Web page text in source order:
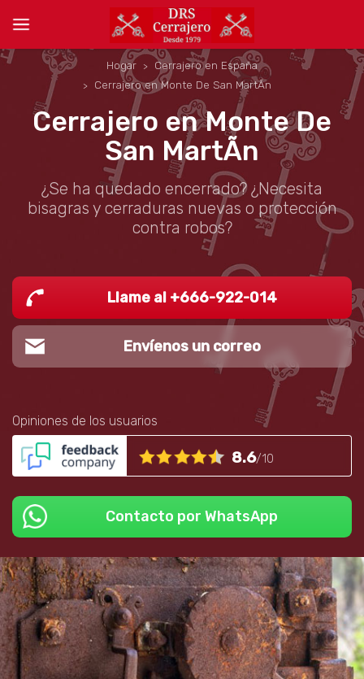
Hogar
Cerrajero en España
Cerrajero en Monte De San MartÃn
Cerrajero en Monte De
San MartÃn
¿Se ha quedado encerrado? ¿Necesita
bisagras y cerraduras nuevas o protección
contra robos?
Llame al +666-922-014
Envíenos un correo
Opiniones de los usuarios
8.6/10
Contacto por WhatsApp